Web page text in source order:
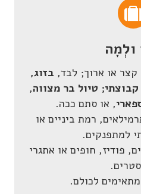
לְמָה
קצר או ארוך; לבד, בזוג,
קבוצתי; טיול בר מצווה,
, או סתם ככה.
רמת ביניים או
למתפנקים.
פודיז, חופים או אתגרי
לכולם.